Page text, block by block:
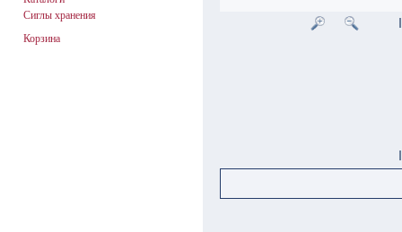
Сиглы хранения
Корзина